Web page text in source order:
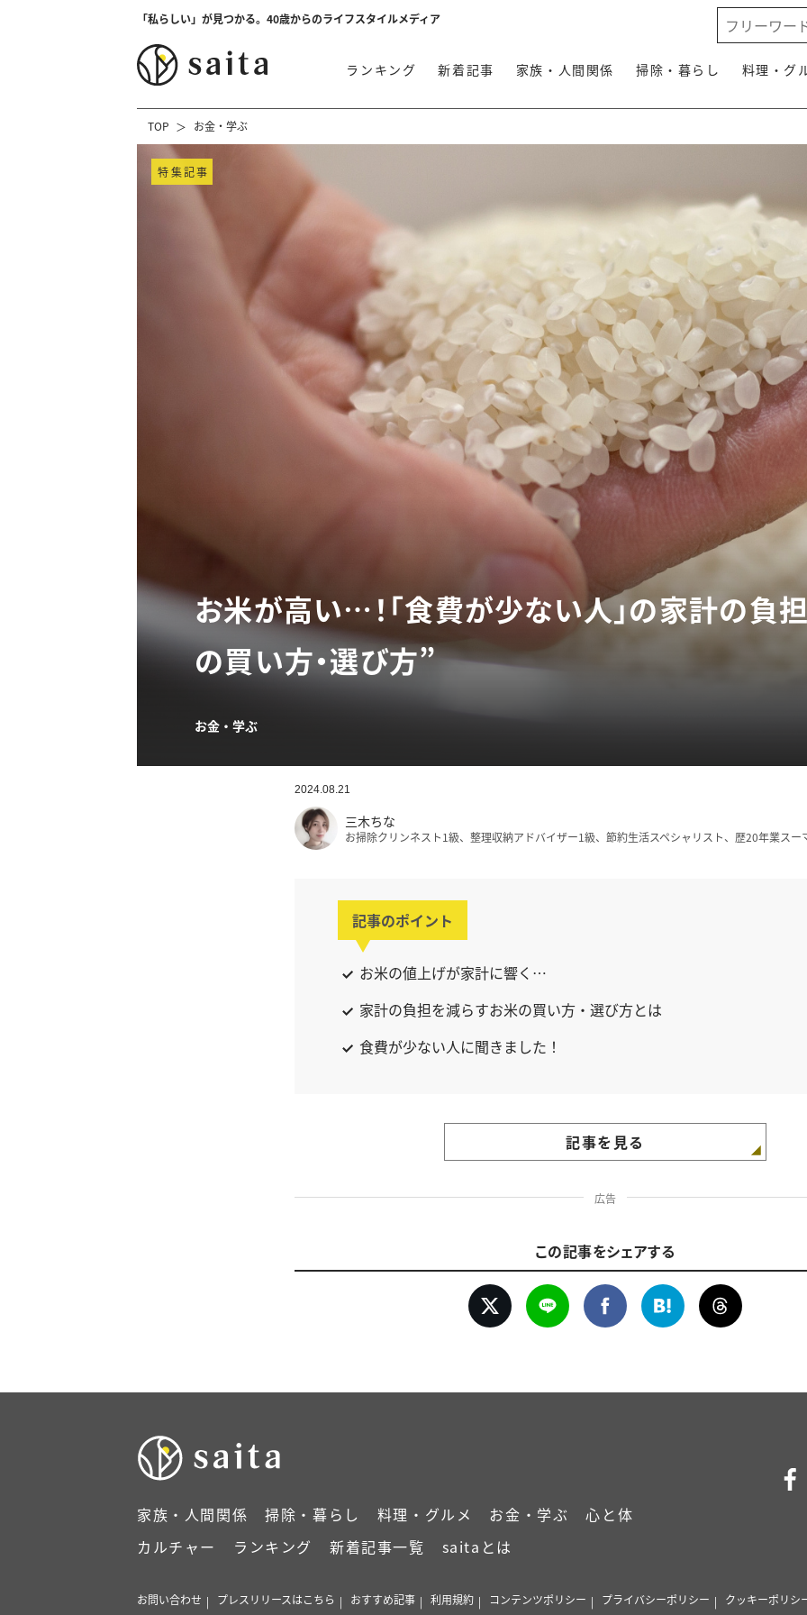
「私らしい」が見つかる。40歳からのライフスタイルメディア
ランキング 新着記事 家族・人間関係 掃除・暮らし 料理・グ
TOP お金・学ぶ
特集記事
お米が高い…！「食費が少ない人」の家計の負
の買い方・選び方”
お金・学ぶ
2024.08.21
三木ちな
お掃除クリンネスト1級、整理収納アドバイザー1級、節約生活スペシャリスト、歴20年業スー
記事のポイント
お米の値上げが家計に響く…
家計の負担を減らすお米の買い方・選び方とは
食費が少ない人に聞きました！
記事を見る
広告
この記事をシェアする
家族・人間関係 掃除・暮らし 料理・グルメ お金・学ぶ
心と体
カルチャー
ランキング 新着記事一覧 saitaとは
お問い合わせ プレスリリースはこちら おすすめ記事 利用規約 コンテンツポリシー プライバシーポリシー クッキーポリシ